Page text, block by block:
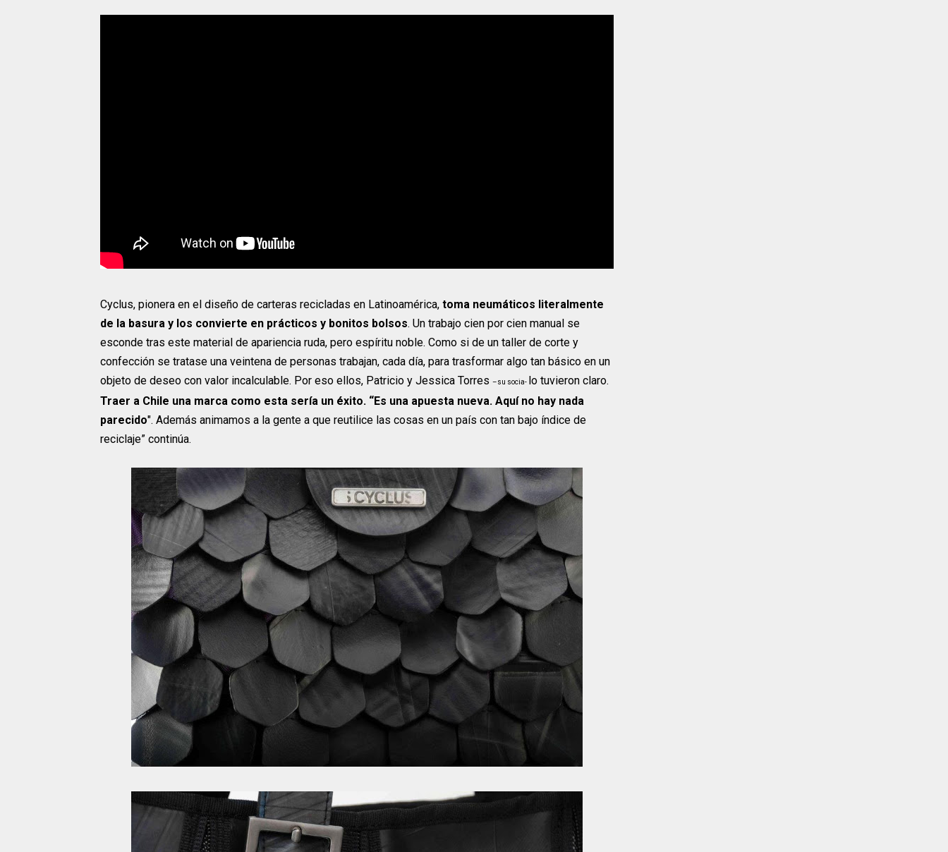
Cyclus, pionera en el diseño de carteras recicladas en Latinoamérica, toma neumáticos literalmente
de la basura y los convierte en prácticos y bonitos bolsos. Un trabajo cien por cien manual se
esconde tras este material de apariencia ruda, pero espíritu noble. Como si de un taller de corte y
confección se tratase una veintena de personas trabajan, cada día, para trasformar algo tan básico en un
objeto de deseo con valor incalculable. Por eso ellos, Patricio y Jessica Torres –su socia- lo tuvieron claro.
Traer a Chile una marca como esta sería un éxito. “Es una apuesta nueva. Aquí no hay nada
parecido". Además animamos a la gente a que reutilice las cosas en un país con tan bajo índice de
reciclaje” continúa.